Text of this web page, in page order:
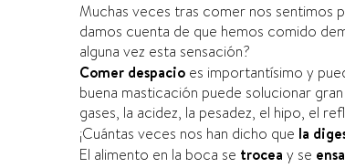
Muchas veces tras comer nos sentimos
damos cuenta de que hemos comido
alguna vez esta sensación?
Comer despacio es importantí­simo y
buena masticación puede solucionar
gases, la acidez, la pesadez, el hipo, el
¡Cuántas veces nos han dicho que la
El alimento en la boca se trocea y se